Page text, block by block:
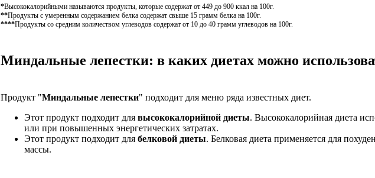
*Высококалорийными называются продукты, которые содержат от 449 до 900 ккал на 100г.
**Продукты с умеренным содержанием белка содержат свыше 15 грамм белка на 100г.
****Продукты со средним количеством углеводов содержат от 10 до 40 грамм углеводов на 100г.
Миндальные лепестки: в каких диетах можно
Продукт "Миндальные лепестки" подходит для меню ряда известных диет.
Этот продукт подходит для высококалорийной диеты. Высококалорийная диета
или при повышенных энергетических затратах.
Этот продукт подходит для белковой диеты. Белковая диета применяется для
массы.